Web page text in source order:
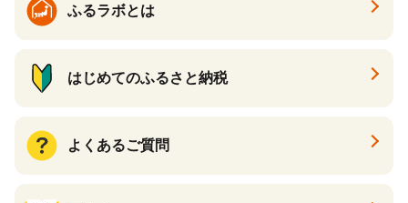
ふるラボとは
はじめてのふるさと納税
よくあるご質問